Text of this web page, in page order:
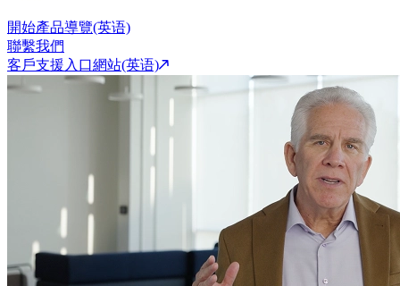
開始產品導覽(英语)
聯繫我們
客戶支援入口網站(英语)